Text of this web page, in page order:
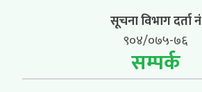
सूचना विभाग दर्ता नं
९०४/०७५-७६
सम्पर्क